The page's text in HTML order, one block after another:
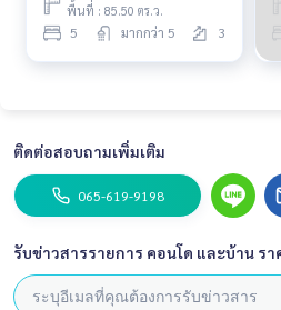
พื้นที่ : 85.50 ตร.ว.
5 มากกว่า 5 3
ติดต่อสอบถามเพิ่มเติม
065-619-9198
รับข่าวสารรายการ คอนโด และบ้าน รา